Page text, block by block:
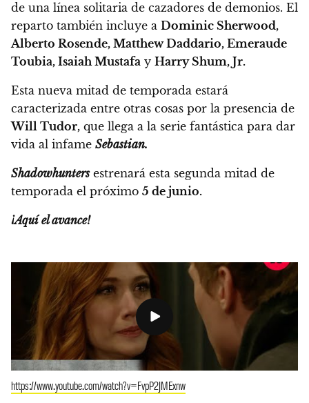
de una línea solitaria de cazadores de demonios. El
reparto también incluye a Dominic Sherwood,
Alberto Rosende, Matthew Daddario, Emeraude
Toubia, Isaiah Mustafa y Harry Shum, Jr.
Esta nueva mitad de temporada estará
caracterizada entre otras cosas por la presencia de
Will Tudor, que llega a la serie fantástica para dar
vida al infame Sebastian.
Shadowhuntersestrenará esta segunda mitad de
temporada el próximo 5 de junio.
¡Aquí el avance!
https://www.youtube.com/watch?v=FvpP2JMExnw